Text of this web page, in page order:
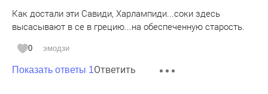
Как достали эти Савиди, Харлампиди...соки здесь
высасывают в се в грецию...на обеспеченную старость.
0 эмодзи
Показать ответы 1Ответить